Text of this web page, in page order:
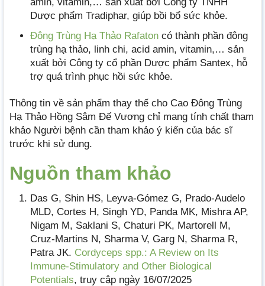
amin, vitamin,… sản xuất bởi Công ty TNHH
Dược phẩm Tradiphar, giúp bồi bổ sức khỏe.
Đông Trùng Hạ Thảo Rafaton có thành phần đông
trùng hạ thảo, linh chi, acid amin, vitamin,… sản
xuất bởi Công ty cổ phần Dược phẩm Santex, hỗ
trợ quá trình phục hồi sức khỏe.
Thông tin về sản phẩm thay thế cho Cao Đông Trùng
Hạ Thảo Hồng Sâm Đế Vương chỉ mang tính chất tham
khảo Người bệnh cần tham khảo ý kiến của bác sĩ
trước khi sử dụng.
Nguồn tham khảo
Das G, Shin HS, Leyva-Gómez G, Prado-Audelo
MLD, Cortes H, Singh YD, Panda MK, Mishra AP,
Nigam M, Saklani S, Chaturi PK, Martorell M,
Cruz-Martins N, Sharma V, Garg N, Sharma R,
Patra JK. Cordyceps spp.: A Review on Its
Immune-Stimulatory and Other Biological
Potentials, truy cập ngày 16/07/2025